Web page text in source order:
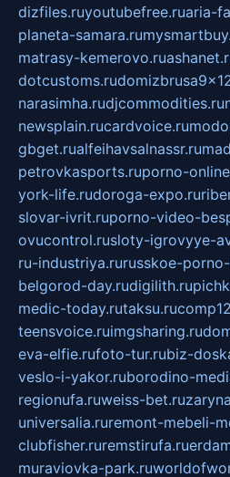
dizfiles.ruyoutubefree.ruaria-
planeta-samara.ru
matrasy-kemerovo.ru
dotcustoms.ru
narasimha.rudjcommodities.ru
newsplain.rucardvoice.ru
gbget.rualfeihavsalnassr.ru
petrovkasports.ruporno-
york-life.rudoroga-expo.ru
slovar-ivrit.ruporno-video-
ovucontrol.rusloty-igrovyye-
ru-industriya.rurusskoe-
belgorod-day.rudigilith.ru
medic-today.rutaksu.ru
teensvoice.ruimgsharing.ru
eva-elfie.rufoto-tur.rubiz-
veslo-i-yakor.ruborodino-
regionufa.ruweiss-bet.ru
universalia.ruremont-mebeli-
clubfisher.ruremstirufa.ru
muraviovka-park.ru